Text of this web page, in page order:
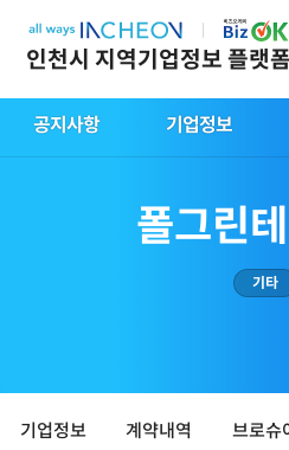
인천시 지역기업정보 플랫폼
공지사항 기업정보
폴그린
기타
기업정보 계약내역 브로슈